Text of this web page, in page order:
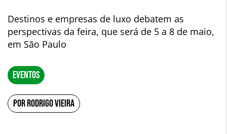
Destinos e empresas de luxo debatem as
perspectivas da feira, que será de 5 a 8 de maio,
em São Paulo
EVENTOS
POR RODRIGO VIEIRA